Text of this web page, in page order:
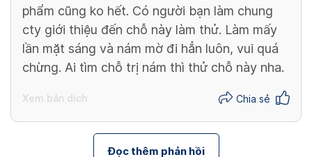
phẩm cũng ko hết. Có người bạn làm chung
cty giới thiệu đến chỗ này làm thử. Làm mấy
lần mặt sáng và nám mờ đi hẳn luôn, vui quá
chừng. Ai tìm chỗ trị nám thì thử chỗ này nha.
Xem bản dịch Chia sẻ
Đọc thêm phản hồi